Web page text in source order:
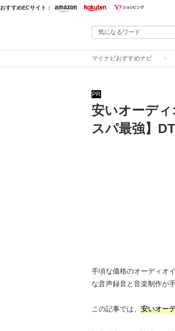
おすすめECサイト：
マイナビおすすめナビ
PR
安いオーデ
スパ最強】
手頃な価格のオーディオ
な音声録音と音楽制作が
この記事では、 安いオー